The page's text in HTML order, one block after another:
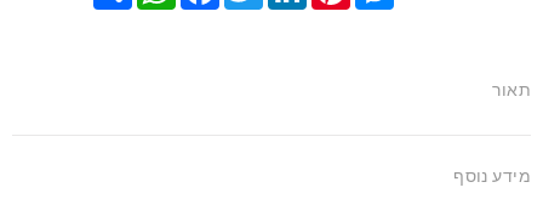
תאור
מידע נוסף